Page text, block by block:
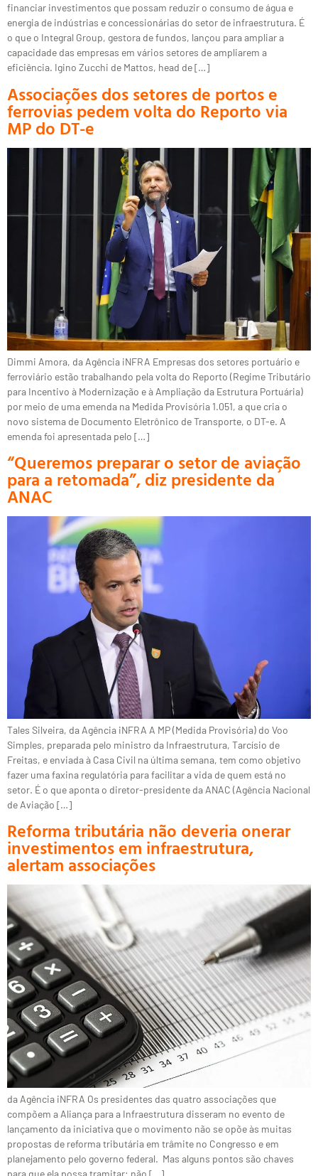
financiar investimentos que possam reduzir o consumo de água e
energia de indústrias e concessionárias do setor de infraestrutura. É
o que o Integral Group, gestora de fundos, lançou para ampliar a
capacidade das empresas em vários setores de ampliarem a
eficiência. Igino Zucchi de Mattos, head de […]
Associações dos setores de portos e
ferrovias pedem volta do Reporto via
MP do DT-e
Dimmi Amora, da Agência iNFRA Empresas dos setores portuário e
ferroviário estão trabalhando pela volta do Reporto (Regime Tributário
para Incentivo à Modernização e à Ampliação da Estrutura Portuária)
por meio de uma emenda na Medida Provisória 1.051, a que cria o
novo sistema de Documento Eletrônico de Transporte, o DT-e. A
emenda foi apresentada pelo […]
“Queremos preparar o setor de aviação
para a retomada”, diz presidente da
ANAC
Tales Silveira, da Agência iNFRA A MP (Medida Provisória) do Voo
Simples, preparada pelo ministro da Infraestrutura, Tarcísio de
Freitas, e enviada à Casa Civil na última semana, tem como objetivo
fazer uma faxina regulatória para facilitar a vida de quem está no
setor. É o que aponta o diretor-presidente da ANAC (Agência Nacional
de Aviação […]
Reforma tributária não deveria onerar
investimentos em infraestrutura,
alertam associações
da Agência iNFRA Os presidentes das quatro associações que
compõem a Aliança para a Infraestrutura disseram no evento de
lançamento da iniciativa que o movimento não se opõe às muitas
propostas de reforma tributária em trâmite no Congresso e em
planejamento pelo governo federal. Mas alguns pontos são chaves
para que ela possa tramitar: não […]